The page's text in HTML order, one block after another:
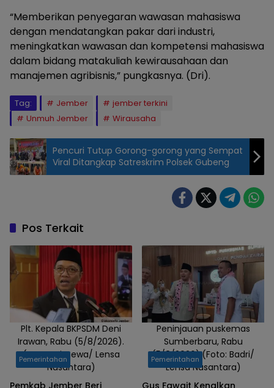
“Memberikan penyegaran wawasan mahasiswa
dengan mendatangkan pakar dari industri,
meningkatkan wawasan dan kompetensi mahasiswa
dalam bidang matakuliah kewirausahaan dan
manajemen agribisnis,” pungkasnya. (Dri).
Tag: Jember
jember terkini
Unmuh Jember
Wirausaha
Pencuri Tutup Gorong-gorong yang Sempat
Viral Ditangkap Satreskrim Polsek Gubeng
Pos Terkait
Plt. Kepala BKPSDM Deni
Irawan, Rabu (5/8/2026).
(Foto: Istimewa/ Lensa
Nusantara)
Pemerintahan
Pemkab Jember Beri
Peninjauan puskemas
Sumberbaru, Rabu
(5/8/2026).(Foto: Badri/
Lensa Nusantara)
Pemerintahan
Gus Fawait Kenalkan